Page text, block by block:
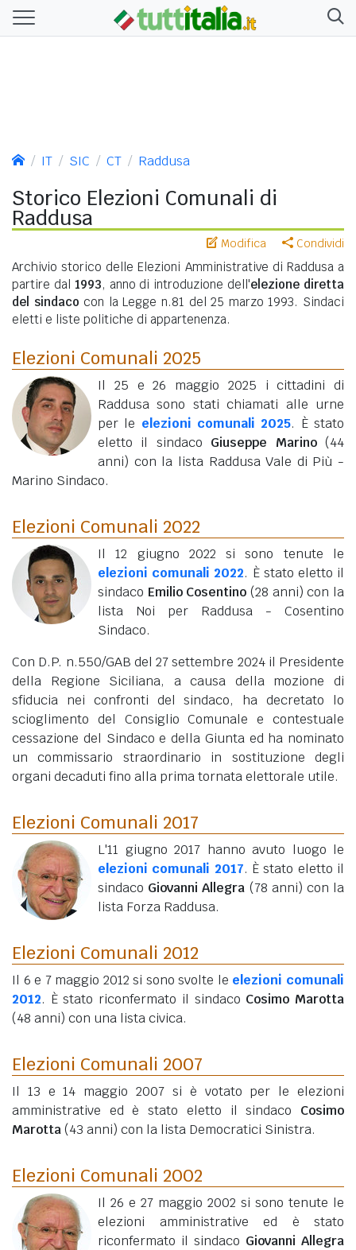
IT SIC CT Raddusa
Storico Elezioni Comunali di
Raddusa
Modifica Condividi
Archivio storico delle Elezioni Amministrative di Raddusa a
partire dal 1993, anno di introduzione dell'elezione diretta
del sindaco con la Legge n.81 del 25 marzo 1993. Sindaci
eletti e liste politiche di appartenenza.
Elezioni Comunali 2025
Il 25 e 26 maggio 2025 i cittadini di
Raddusa sono stati chiamati alle urne
per le elezioni comunali 2025. È stato
eletto il sindaco Giuseppe Marino (44
anni) con la lista Raddusa Vale di Più -
Marino Sindaco.
Elezioni Comunali 2022
Il 12 giugno 2022 si sono tenute le
elezioni comunali 2022. È stato eletto il
sindaco Emilio Cosentino (28 anni) con la
lista Noi per Raddusa - Cosentino
Sindaco.
Con D.P. n.550/GAB del 27 settembre 2024 il Presidente
della Regione Siciliana, a causa della mozione di
sfiducia nei confronti del sindaco, ha decretato lo
scioglimento del Consiglio Comunale e contestuale
cessazione del Sindaco e della Giunta ed ha nominato
un commissario straordinario in sostituzione degli
organi decaduti fino alla prima tornata elettorale utile.
Elezioni Comunali 2017
L'11 giugno 2017 hanno avuto luogo le
elezioni comunali 2017. È stato eletto il
sindaco Giovanni Allegra (78 anni) con la
lista Forza Raddusa.
Elezioni Comunali 2012
Il 6 e 7 maggio 2012 si sono svolte le elezioni comunali
2012. È stato riconfermato il sindaco Cosimo Marotta
(48 anni) con una lista civica.
Elezioni Comunali 2007
Il 13 e 14 maggio 2007 si è votato per le elezioni
amministrative ed è stato eletto il sindaco Cosimo
Marotta(43 anni) con la lista Democratici Sinistra.
Elezioni Comunali 2002
Il 26 e 27 maggio 2002 si sono tenute le
elezioni amministrative ed è stato
riconfermato il sindaco Giovanni Allegra